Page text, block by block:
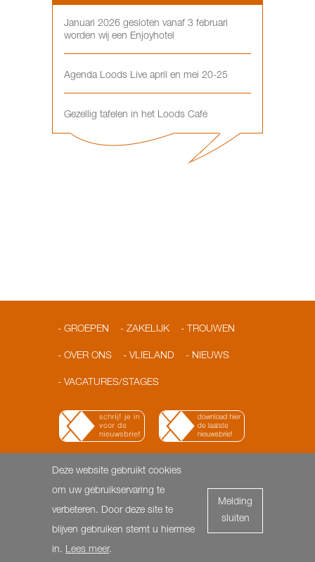
Januari 2026 gesloten vanaf 3 februari
worden wij een Enjoyhotel
Agenda Loods Live april en mei 20-25
Gezellig tafelen in het Loods Café
GROEPEN ZAKELIJK TROUWEN
OVER ONS VLIELAND NIEUWS
VACATURES/STAGES
info@loodshotel.nl
Melding
sluiten
Deze website gebruikt cookies
om uw gebruikservaring te
verbeteren. Door deze site te
blijven gebruiken stemt u hiermee
in. Lees meer.